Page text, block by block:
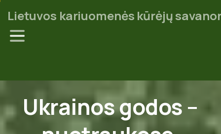
Lietuvos kariuomenės kūrėjų
Ukrainosgodos –